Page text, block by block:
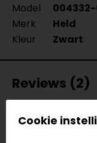
Model
Merk
Held
Kleur
Zwart
Reviews (2)
Cookie